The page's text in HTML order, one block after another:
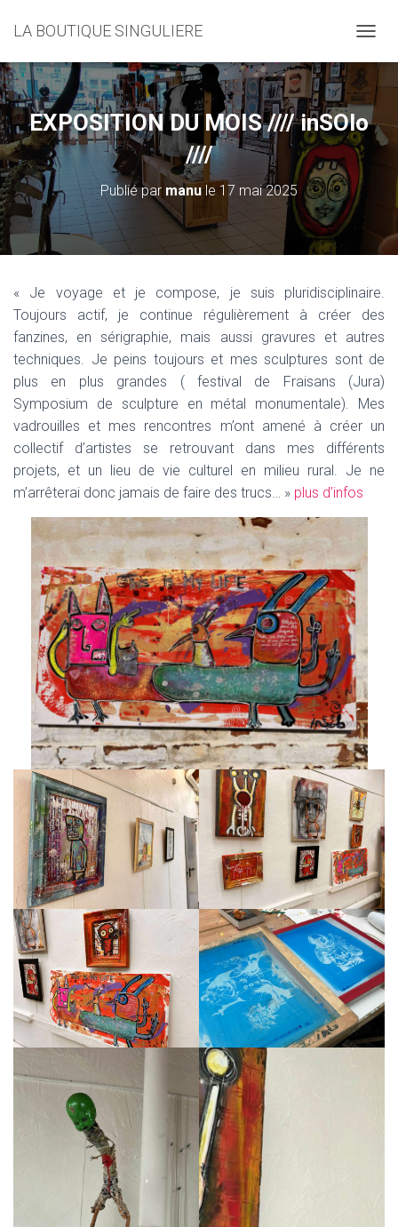
LA BOUTIQUE SINGULIERE
É
P
E
T
I
O
EXPOSITION DU MOIS //// inSOlo
////
Publié par manule17 mai 2025
« Je voyage et je compose, je suis pluridisciplinaire.
Toujours actif, je continue régulièrement à créer des
fanzines, en sérigraphie, mais aussi gravures et autres
techniques. Je peins toujours et mes sculptures sont de
plus en plus grandes ( festival de Fraisans (Jura)
Symposium de sculpture en métal monumentale). Mes
vadrouilles et mes rencontres m’ont amené à créer un
collectif d’artistes se retrouvant dans mes différents
projets, et un lieu de vie culturel en milieu rural. Je ne
m’arrêterai donc jamais de faire des trucs… » plus d’infos